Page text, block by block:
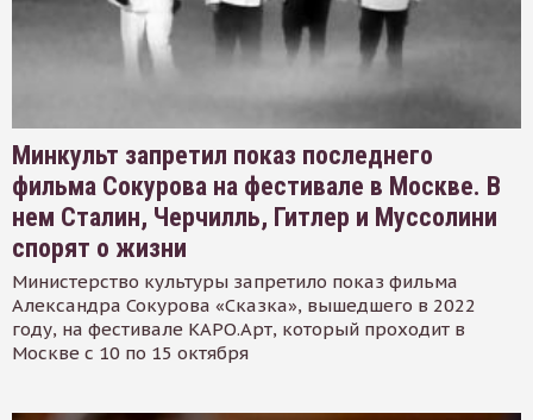
Минкульт запретил показ последнего
фильма Сокурова на фестивале в Москве. В
нем Сталин, Черчилль, Гитлер и Муссолини
спорят о жизни
Министерство культуры запретило показ фильма
Александра Сокурова «Сказка», вышедшего в 2022
году, на фестивале КАРО.Арт, который проходит в
Москве с 10 по 15 октября